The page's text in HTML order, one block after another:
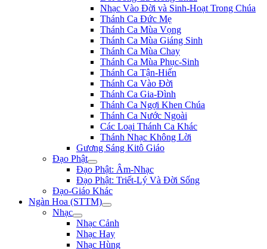
Nhạc Vào Đời và Sinh-Hoạt Trong Chúa
Thánh Ca Đức Mẹ
Thánh Ca Mùa Vọng
Thánh Ca Mùa Giáng Sinh
Thánh Ca Mùa Chay
Thánh Ca Mùa Phục-Sinh
Thánh Ca Tận-Hiến
Thánh Ca Vào Đời
Thánh Ca Gia-Đình
Thánh Ca Ngợi Khen Chúa
Thánh Ca Nước Ngoài
Các Loại Thánh Ca Khác
Thánh Nhạc Không Lời
Gương Sáng Kitô Giáo
Đạo Phật
Đạo Phật: Âm-Nhạc
Đạo Phật: Triết-Lý Và Đời Sống
Đạo-Giáo Khác
Ngàn Hoa (STTM)
Nhạc
Nhạc Cảnh
Nhạc Hay
Nhạc Hùng